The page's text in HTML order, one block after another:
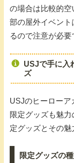
の場合は比較的
部の屋外イベン
るので注意が必要
USJで手に入
ズ
USJのヒーローア
限定グッズも魅
定グッズとその魅
限定グッズの